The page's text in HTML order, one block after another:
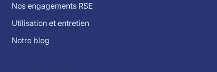
Nos engagements RSE
Utilisation et entretien
Notre blog